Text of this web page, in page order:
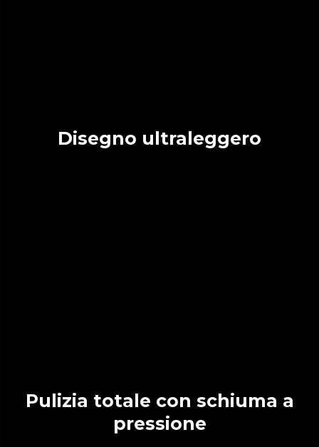
Disegno ultraleggero
Pulizia totale con schiuma a
pressione